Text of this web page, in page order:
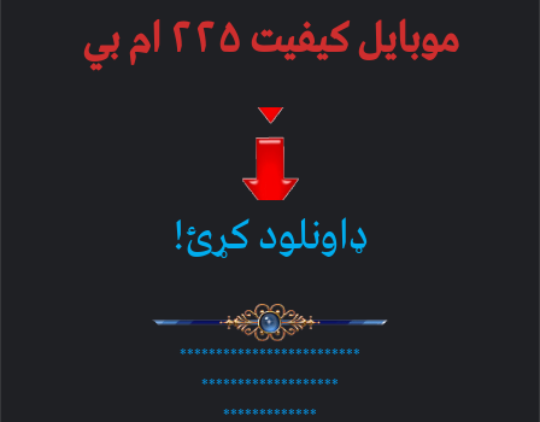
موبایل کیفیت ۲۲۵ ام بي
ډاونلود کړئ!
*************************
*******************
*************